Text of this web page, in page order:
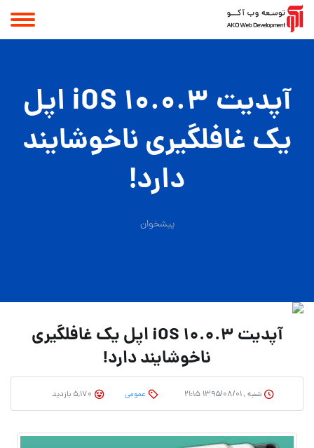
آپدیت iOS 10.0.3 اپل
یک غافلگیری ناخوشایند
دارد!
پیشخوان
آپدیت iOS 10.0.3 اپل یک غافلگیری
ناخوشایند دارد!
شنبه , ۱۳۹۵/۰۸/۰۱ ۲۱:۱۵ عمومی